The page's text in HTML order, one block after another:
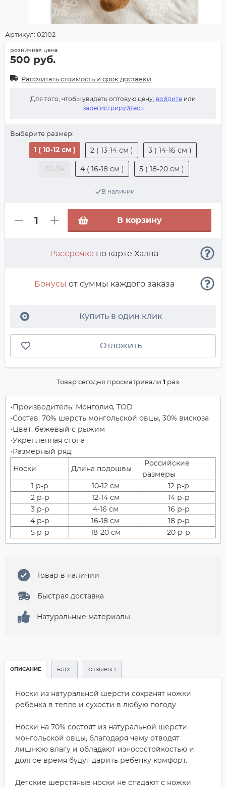
Артикул: 02102
розничная цена
500 руб.
Рассчитать стоимость и срок доставки
Для того, чтобы увидеть оптовую цену, войдите или
зарегистрируйтесь
Выберите размер:
1 ( 10-12 см ) 2 ( 13-14 см ) 3 ( 14-16 см )
32-34 4 ( 16-18 см ) 5 ( 18-20 см )
В наличии
В корзину
Рассрочка по карте Халва
Бонусы от суммы каждого заказа
Купить в один клик
Отложить
Товар сегодня просматривали 1 раз.
Производитель: Монголия, TOD
Состав: 70% шерсть монгольской овцы, 30% вискоза
Цвет: бежевый с рыжим
Укрепленная стопа
Размерный ряд:
Носки
Длина подошвы
Российские
размеры
1 р-р
10-12 см
12 р-р
2 р-р
12-14 см
14 р-р
3 р-р
4-16 см
16 р-р
4 р-р
16-18 см
18 р-р
5 р-р
18-20 см 20 р-р
Товар в наличии
Быстрая доставка
Натуральные материалы
ОПИСАНИЕ БЛОГ ОТЗЫВЫ 1
Носки из натуральной шерсти сохранят ножки
ребёнка в тепле и сухости в любую погоду.
Носки на 70% состоят из натуральной шерсти
монгольской овцы, благодаря чему отводят
лишнюю влагу и обладают износостойкостью и
долгое время будут дарить ребенку комфорт.
Детские шерстяные носки не спадают с ножки